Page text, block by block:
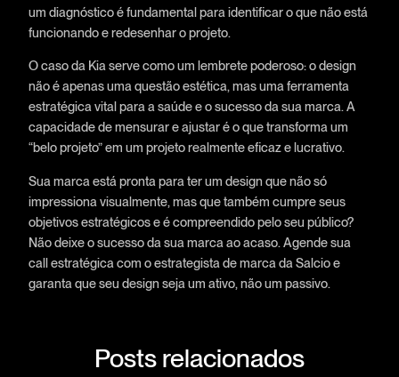
um diagnóstico é fundamental para identificar o que não está
funcionando e redesenhar o projeto.
O caso da Kia serve como um lembrete poderoso: o design
não é apenas uma questão estética, mas uma ferramenta
estratégica vital para a saúde e o sucesso da sua marca. A
capacidade de mensurar e ajustar é o que transforma um
“belo projeto” em um projeto realmente eficaz e lucrativo.
Sua marca está pronta para ter um design que não só
impressiona visualmente, mas que também cumpre seus
objetivos estratégicos e é compreendido pelo seu público?
Não deixe o sucesso da sua marca ao acaso. Agende sua
call estratégica com o estrategista de marca da Salcio e
garanta que seu design seja um ativo, não um passivo.
Posts relacionados